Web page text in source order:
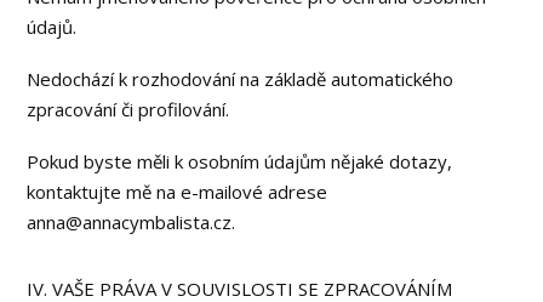
údajů.
Nedochází k rozhodování na základě automatického
zpracování či profilování.
Pokud byste měli k osobním údajům nějaké dotazy,
kontaktujte mě na e-mailové adrese
anna@annacymbalista.cz.
IV. VAŠE PRÁVA V SOUVISLOSTI SE ZPRACOVÁNÍM